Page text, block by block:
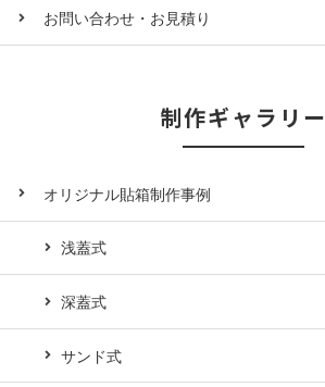
お問い合わせ・お見積り
制作ギャラリー
オリジナル貼箱制作事例
浅蓋式
深蓋式
サンド式